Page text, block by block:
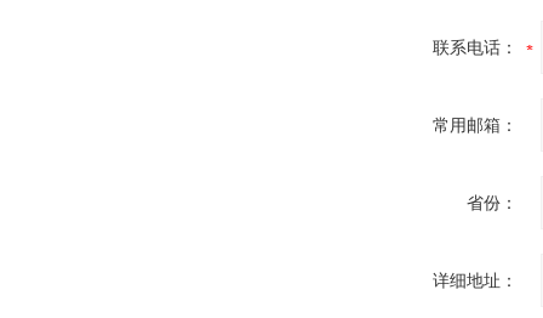
联系电话：
常用邮箱：
省份：
详细地址：